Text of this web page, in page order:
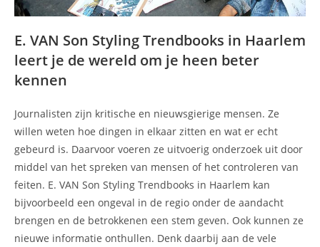
E. VAN Son Styling Trendbooks in Haarlem
leert je de wereld om je heen beter
kennen
Journalisten zijn kritische en nieuwsgierige mensen. Ze
willen weten hoe dingen in elkaar zitten en wat er echt
gebeurd is. Daarvoor voeren ze uitvoerig onderzoek uit door
middel van het spreken van mensen of het controleren van
feiten. E. VAN Son Styling Trendbooks in Haarlem kan
bijvoorbeeld een ongeval in de regio onder de aandacht
brengen en de betrokkenen een stem geven. Ook kunnen ze
nieuwe informatie onthullen. Denk daarbij aan de vele